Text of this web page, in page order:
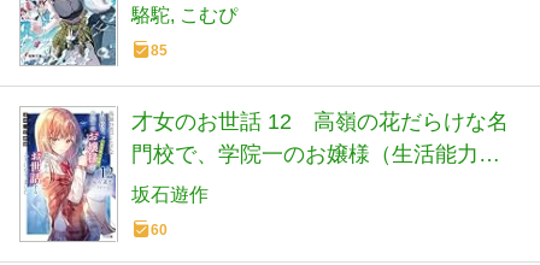
駱駝 こむぴ
85
才女のお世話 12 高嶺の花だらけな名
門校で、学院一のお嬢様（生活能力皆
無）を陰ながらお世話することになり
ました (HJ文庫 さ 07-03-12)
坂石遊作
60